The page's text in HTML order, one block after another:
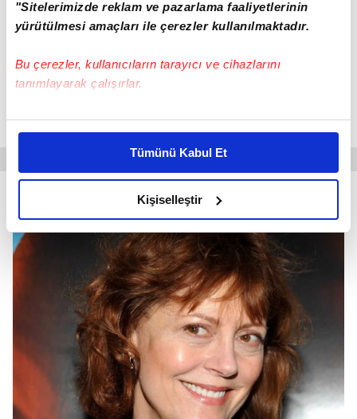
"Sitelerimizde reklam ve pazarlama faaliyetlerinin
yürütülmesi amaçları ile çerezler kullanılmaktadır.
Bu çerezler, kullanıcıların tarayıcı ve cihazlarını
tanımlayarak çalışırlar.
Bu çerezlere izin vermeniz halinde sizlere özel
daha iyi reklam deneyimi yaşatabiliriz. Bunu yaparken
amacımızın size daha iyi bir reklam deneyimi sunmak
olduğunu ve sizlere en iyi içerikleri sunabilmek adına
elimizden gelen çabayı gösterdiğimizi ve bu noktada,
reklamların maliyetlerimizi karşılamak noktasında tek gelir
kalemimiz olduğunu sizlere hatırlatmak isteriz.
Her halükârda, kullanıcılar, bu çerezlere izin vermedikleri
takdirde, kullanıcılara hedefli reklamlar
gösterilmeyecektir."
Sizlere daha iyi bir hizmet sunabilmek için İnternet
Sitemizde kendimize ve üçüncü kişilere ait çerezler
kullanılmaktadır. Bu çerezler vasıtasıyla çeşitli kişisel
Tümünü Kabul Et
Kişiselleştir
Laverty daha sonra şöyle espri yaptı: